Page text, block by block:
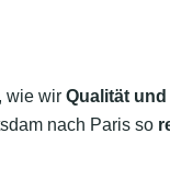
wie wir Qualität
nach Paris so